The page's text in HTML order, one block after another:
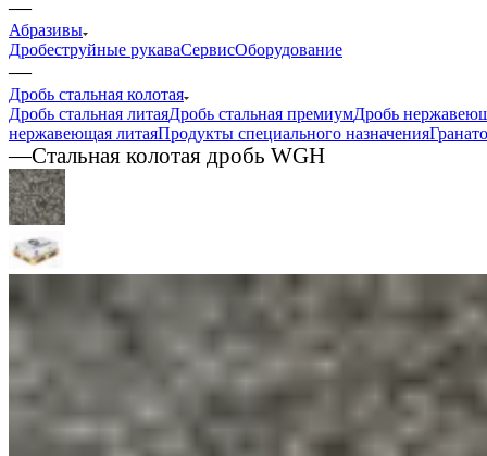
—
Абразивы
Дробеструйные рукаваСервисОборудование
—
Дробь стальная колотая
Дробь стальная литаяДробь стальная премиумДробь
нержавеющая литаяПродукты специального назначения
—Стальная колотая дробь WGH